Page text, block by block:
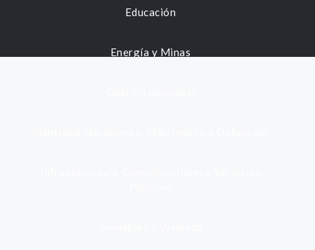
Educación
Energía y Minas